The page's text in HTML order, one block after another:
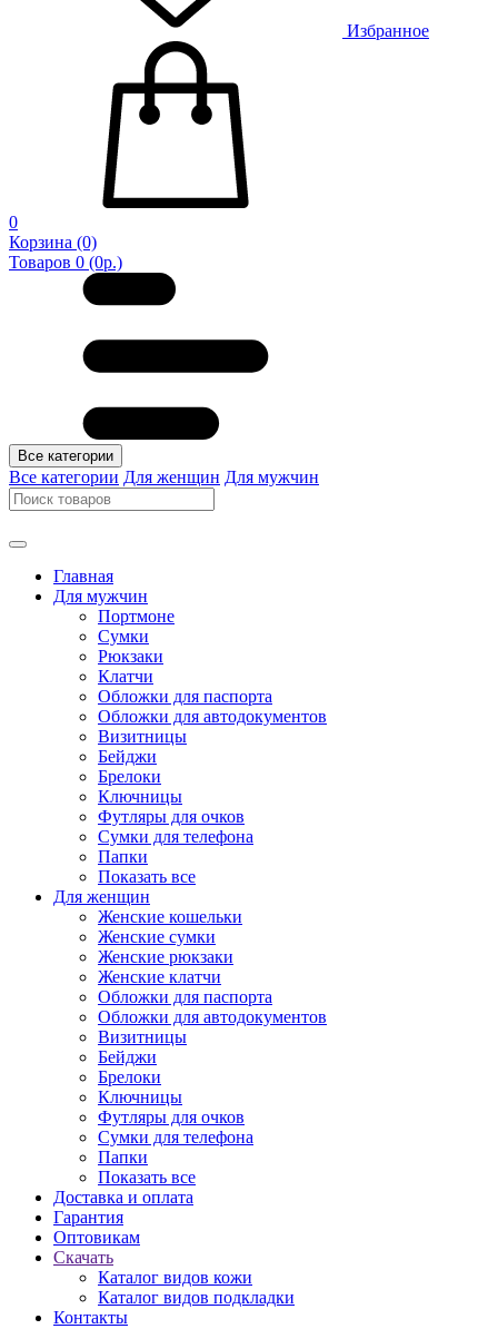
Избранное
0
Корзина (0)
Товаров 0 (0р.)
Все категории
Все категории Для женщин Для мужчин
Главная
Для мужчин
Портмоне
Сумки
Рюкзаки
Клатчи
Обложки для паспорта
Обложки для автодокументов
Визитницы
Бейджи
Брелоки
Ключницы
Футляры для очков
Сумки для телефона
Папки
Показать все
Для женщин
Женские кошельки
Женские сумки
Женские рюкзаки
Женские клатчи
Обложки для паспорта
Обложки для автодокументов
Визитницы
Бейджи
Брелоки
Ключницы
Футляры для очков
Сумки для телефона
Папки
Показать все
Доставка и оплата
Гарантия
Оптовикам
Скачать
Каталог видов кожи
Каталог видов подкладки
Контакты